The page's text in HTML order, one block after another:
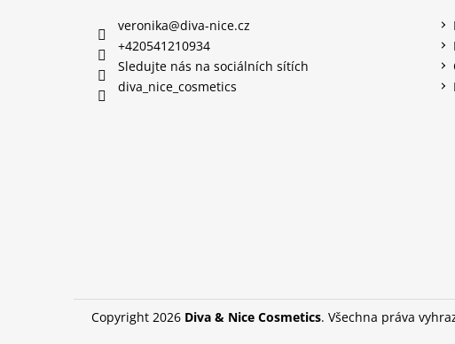
veronika@diva-nice.cz
+420541210934
Sledujte nás na sociálních sítích
diva_nice_cosmetics
Copyright 2026 Diva & Nice Cosmetics. Všechna práva